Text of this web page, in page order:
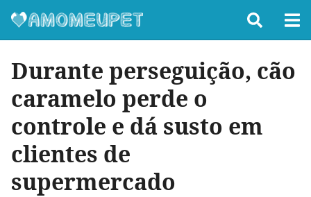
Durante perseguição, cão
caramelo perde o
controle e dá susto em
clientes de
supermercado